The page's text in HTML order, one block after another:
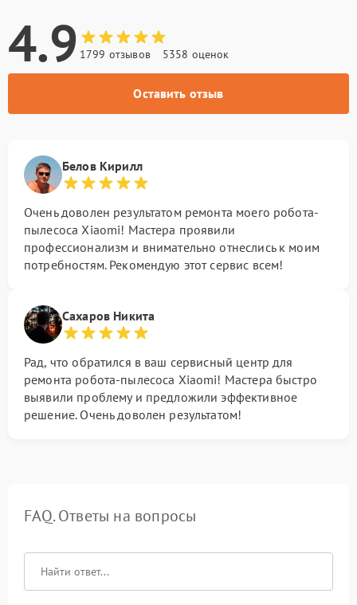
4.9 1799 отзывов 5358 оценок
Оставить отзыв
Белов Кирилл
Очень доволен результатом ремонта моего робота-
пылесоса Xiaomi! Мастера проявили
профессионализм и внимательно отнеслись к моим
потребностям. Рекомендую этот сервис всем!
Сахаров Никита
Рад, что обратился в ваш сервисный центр для
ремонта робота-пылесоса Xiaomi! Мастера быстро
выявили проблему и предложили эффективное
решение. Очень доволен результатом!
FAQ. Ответы на вопросы